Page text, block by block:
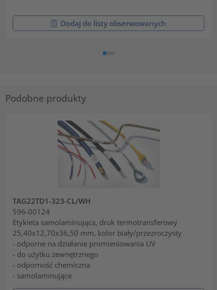
Dodaj do listy obserwowanych
Podobne produkty
TAG22TD1-323-CL/WH
596-00124
Etykieta samolaminująca, druk termotransferowy
25,40x12,70x36,50 mm, kolor biały/przezroczysty
- odporne na działanie promieniowania UV
- do użytku zewnętrznego
- odporność chemiczna
- samolaminujące